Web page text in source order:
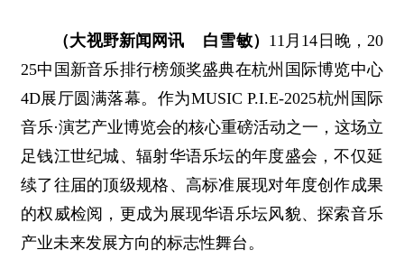
（大视野新闻网讯 白雪敏） 11月14日晚，20
25中国新音乐排行榜颁奖盛典在杭州国际博览中心
4D展厅圆满落幕。作为MUSIC P.I.E-2025杭州国际
音乐·演艺产业博览会的核心重磅活动之一，这场立
足钱江世纪城、辐射华语乐坛的年度盛会，不仅延
续了往届的顶级规格、高标准展现对年度创作成果
的权威检阅，更成为展现华语乐坛风貌、探索音乐
产业未来发展方向的标志性舞台。